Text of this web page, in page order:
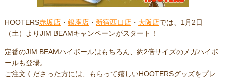
HOOTERS赤坂店・ 銀座店・ 新宿西口店・ 大阪店では、1月2日
（土）よりJIM BEAMキャンペーンがスタート！
定番のJIM BEAMハイボールはもちろん、約2倍サイズのメガハイボ
ールも登場。
ご注文くださった方には、もらって嬉しいHOOTERSグッズをプレ